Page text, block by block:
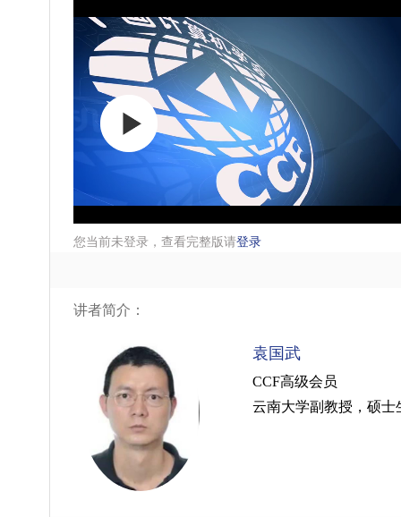
您当前未登录，查看完整版请登录
讲者简介：
袁国武
CCF高级会员
云南大学副教授，硕士